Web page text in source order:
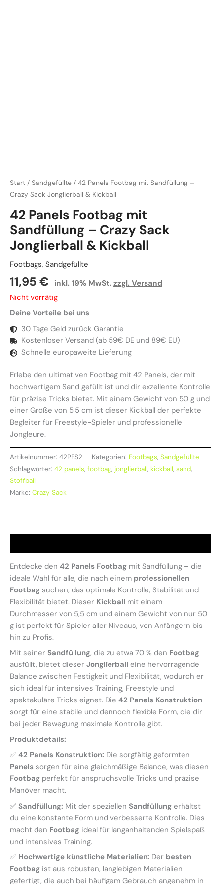
Start / Sandgefüllte / 42 Panels Footbag mit Sandfüllung –
Crazy Sack Jonglierball & Kickball
42 Panels Footbag mit
Sandfüllung – Crazy Sack
Jonglierball & Kickball
Footbags, Sandgefüllte
11,95 € inkl. 19% MwSt. zzgl. Versand
Nicht vorrätig
Deine Vorteile bei uns
30 Tage Geld zurück Garantie
Kostenloser Versand (ab 59€ DE und 89€ EU)
Schnelle europaweite Lieferung
Erlebe den ultimativen Footbag mit 42 Panels, der mit
hochwertigem Sand gefüllt ist und dir exzellente Kontrolle
für präzise Tricks bietet. Mit einem Gewicht von 50 g und
einer Größe von 5,5 cm ist dieser Kickball der perfekte
Begleiter für Freestyle-Spieler und professionelle
Jongleure.
Artikelnummer: 42PFS2 Kategorien: Footbags, Sandgefüllte
Schlagwörter: 42 panels, footbag, jonglierball, kickball, sand,
Stoffball
Marke: Crazy Sack
Entdecke den 42 Panels Footbag mit Sandfüllung – die
ideale Wahl für alle, die nach einem professionellen
Footbag suchen, das optimale Kontrolle, Stabilität und
Flexibilität bietet. Dieser Kickball mit einem
Durchmesser von 5,5 cm und einem Gewicht von nur 50
g ist perfekt für Spieler aller Niveaus, von Anfängern bis
hin zu Profis.
Mit seiner Sandfüllung, die zu etwa 70 % den Footbag
ausfüllt, bietet dieser Jonglierball eine hervorragende
Balance zwischen Festigkeit und Flexibilität, wodurch er
sich ideal für intensives Training, Freestyle und
spektakuläre Tricks eignet. Die 42 Panels Konstruktion
sorgt für eine stabile und dennoch flexible Form, die dir
bei jeder Bewegung maximale Kontrolle gibt.
Produktdetails:
✅ 42 Panels Konstruktion: Die sorgfältig geformten
Panels sorgen für eine gleichmäßige Balance, was diesen
Footbag perfekt für anspruchsvolle Tricks und präzise
Manöver macht.
✅ Sandfüllung: Mit der speziellen Sandfüllung erhältst
du eine konstante Form und verbesserte Kontrolle. Dies
macht den Footbag ideal für langanhaltenden Spielspaß
und intensives Training.
✅ Hochwertige künstliche Materialien: Der besten
Footbag ist aus robusten, langlebigen Materialien
gefertigt, die auch bei häufigem Gebrauch angenehm in